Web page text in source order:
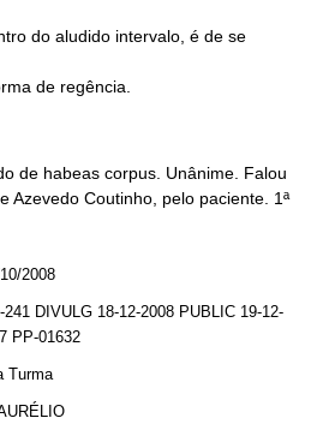
de regência.
de habeas corpus. Unânime. Falou
Azevedo Coutinho, pelo paciente. 1ª
2008
241 DIVULG 18-12-2008 PUBLIC 19-12-
PP-01632
Turma